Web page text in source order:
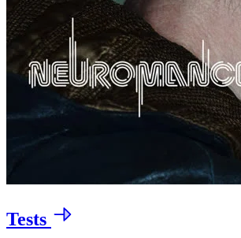
Tests